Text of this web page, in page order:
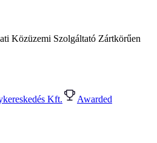
Közüzemi Szolgáltató Zártkörűen
Kft.
Awarded